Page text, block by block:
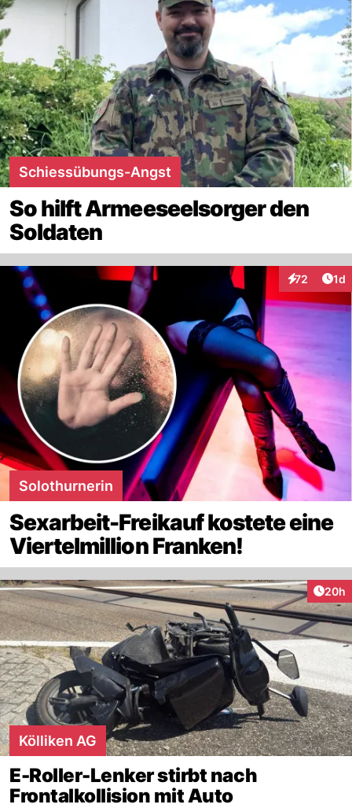
Schiessübungs-Angst
So hilft Armeeseelsorger den
Soldaten
72 1d
Solothurnerin
Sexarbeit-Freikauf kostete eine
Viertelmillion Franken!
20h
Kölliken AG
E-Roller-Lenker stirbt nach
Frontalkollision mit Auto